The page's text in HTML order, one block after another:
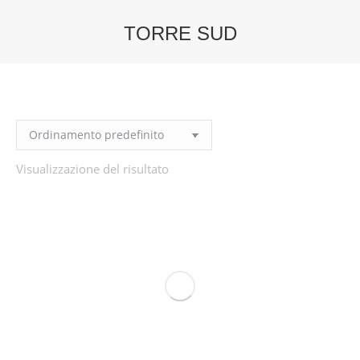
TORRE SUD
Visualizzazione del risultato